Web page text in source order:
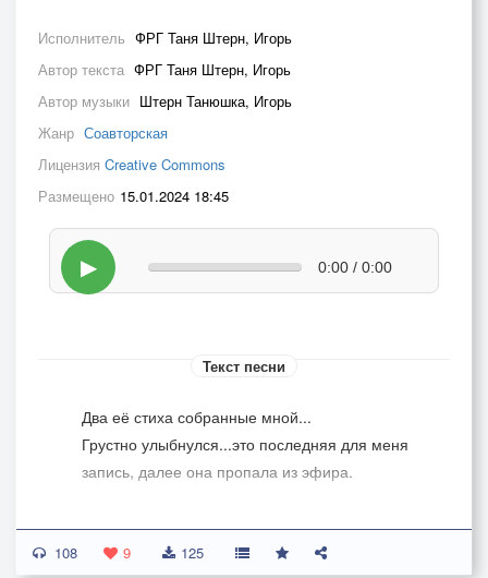
Исполнитель ФРГ Таня Штерн, Игорь
Автор текста ФРГ Таня Штерн, Игорь
Автор музыки Штерн Танюшка, Игорь
Жанр Соавторская
Лицензия Creative Commons
Размещено 15.01.2024 18:45
▶ 0:00 / 0:00
Текст песни
Два её стиха собранные мной...
Грустно улыбнулся...это последняя для меня
запись, далее она пропала из эфира.
108 9 125